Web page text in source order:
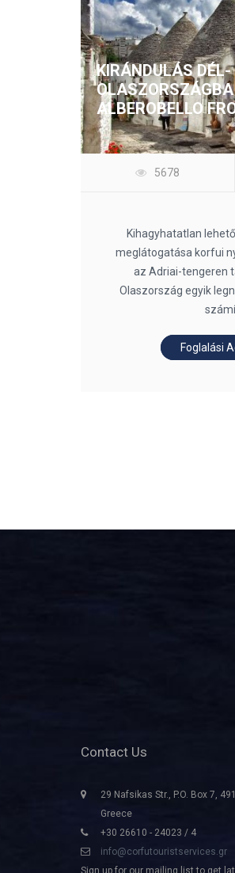
KIRÁNDULÁS DÉL-
ALBEROBELLO
5678
Kihagyhatatlan
meglátogatása korfui
az Adriai-tengeren
Olaszország egyik
Foglalási
Contact Us
29 Nafsikas Str., P.O. Box 7,
Greece
+30 26610 - 24023 / 4
info@corfutouristservices.gr
Sign up for our mailing list to get